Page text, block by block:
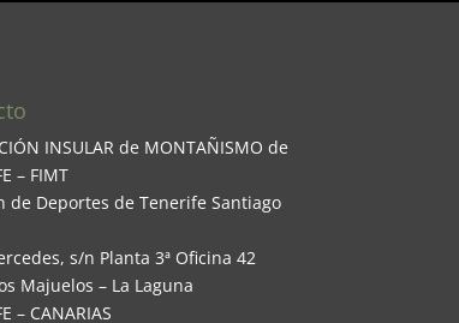
INSULAR de MONTAÑISMO de
– FIMT
de Deportes de Tenerife Santiago
s/n Planta 3ª Oficina 42
Majuelos – La Laguna
– CANARIAS